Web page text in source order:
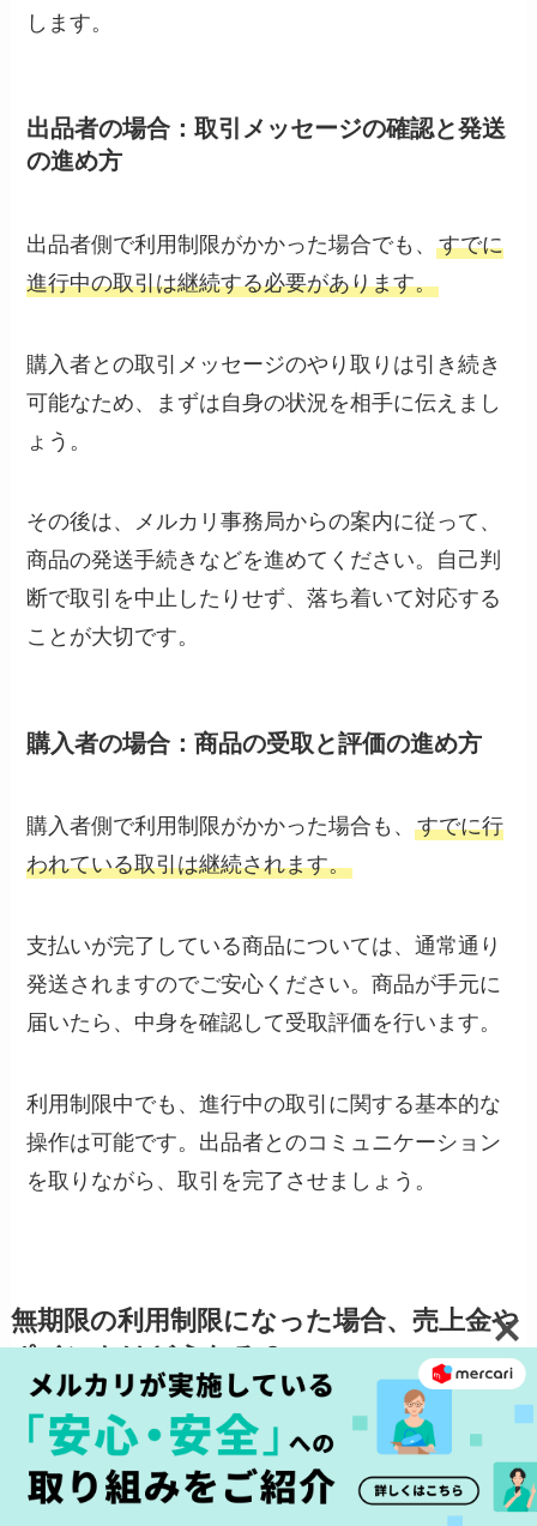
します。
出品者の場合：取引メッセージの確認と発送
の進め方
出品者側で利用制限がかかった場合でも、すでに
進行中の取引は継続する必要があります。
購入者との取引メッセージのやり取りは引き続き
可能なため、まずは自身の状況を相手に伝えまし
ょう。
その後は、メルカリ事務局からの案内に従って、
商品の発送手続きなどを進めてください。自己判
断で取引を中止したりせず、落ち着いて対応する
ことが大切です。
購入者の場合：商品の受取と評価の進め方
購入者側で利用制限がかかった場合も、すでに行
われている取引は継続されます。
支払いが完了している商品については、通常通り
発送されますのでご安心ください。商品が手元に
届いたら、中身を確認して受取評価を行います。
利用制限中でも、進行中の取引に関する基本的な
操作は可能です。出品者とのコミュニケーション
を取りながら、取引を完了させましょう。
無期限の利用制限になった場合、売上金や
ポイントはどうなる？
無期限の利用制限を受けると、アカウントに残っ
た売上金やポイントがどうなるのか、不安に思う